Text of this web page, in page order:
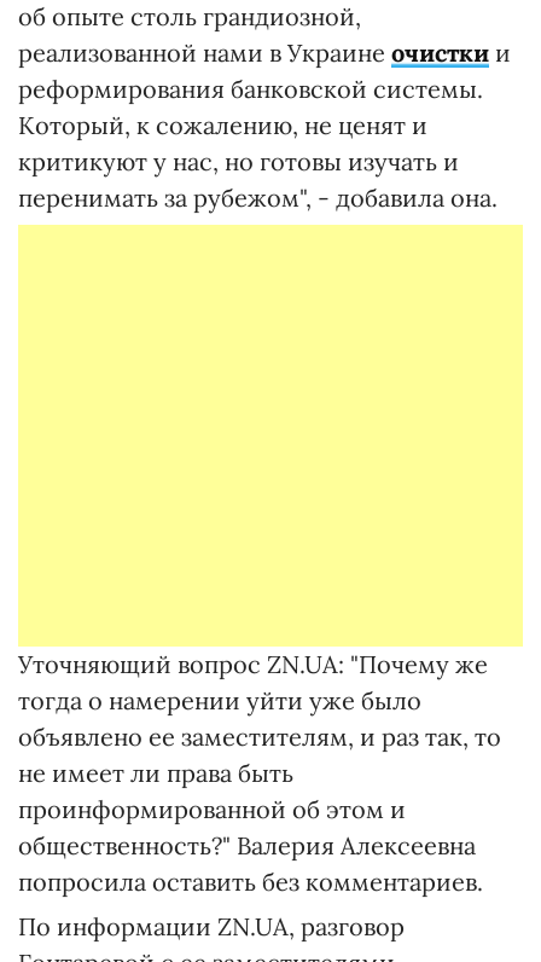
об опыте столь грандиозной,
реализованной нами в Украине очистки и
реформирования банковской системы.
Который, к сожалению, не ценят и
критикуют у нас, но готовы изучать и
перенимать за рубежом", - добавила она.
Уточняющий вопрос ZN.UA: "Почему же
тогда о намерении уйти уже было
объявлено ее заместителям, и раз так, то
не имеет ли права быть
проинформированной об этом и
общественность?" Валерия Алексеевна
попросила оставить без комментариев.
По информации ZN.UA, разговор